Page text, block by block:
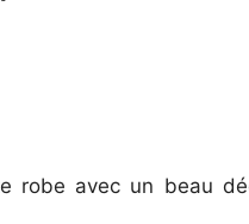
robe avec un beau